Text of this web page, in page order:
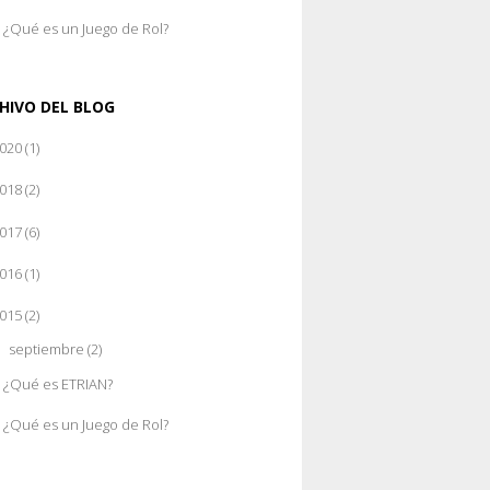
¿Qué es un Juego de Rol?
DEL BLOG
(1)
(2)
(6)
(1)
(2)
septiembre (2)
¿Qué es ETRIAN?
¿Qué es un Juego de Rol?